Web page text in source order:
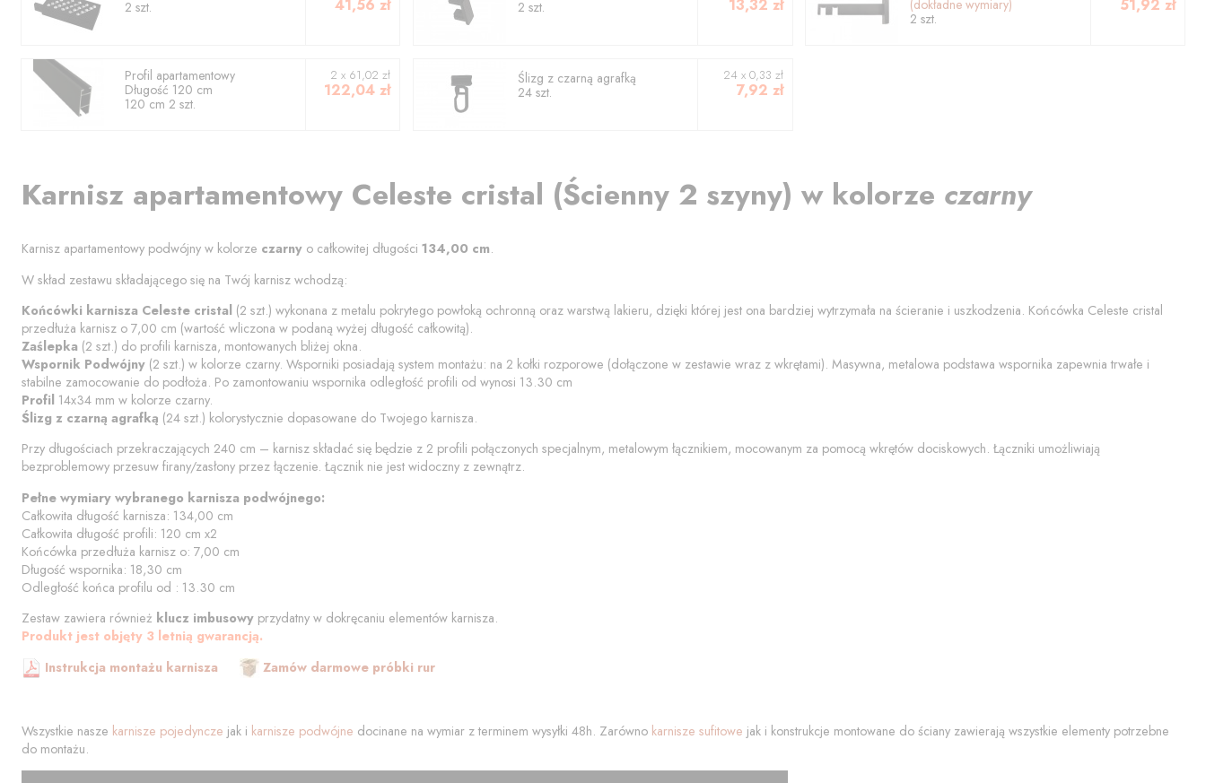
2 szt. 41,56 zł
2 szt. 13,32 zł
(dokładne wymiary)
2 szt.
51,92 zł
Profil apartamentowy
Długość 120 cm
120 cm2 szt.
2 x 61,02 zł
122,04 zł
Ślizg z czarną agrafką
24 szt.
24 x 0,33 zł
7,92 zł
Karnisz apartamentowy Celeste cristal (Ścienny 2 szyny) w kolorze czarny
Karnisz apartamentowy podwójny w kolorze czarny o całkowitej długości 134,00 cm.
W skład zestawu składającego się na Twój karnisz wchodzą:
Końcówki karnisza Celeste cristal (2 szt.) wykonana z metalu pokrytego powłoką ochronną oraz warstwą lakieru, dzięki której jest ona bardziej wytrzymała na ścieranie i uszkodzenia. Końcówka Celeste cristal
przedłuża karnisz o 7,00 cm (wartość wliczona w podaną wyżej długość całkowitą).
Zaślepka (2 szt.) do profili karnisza, montowanych bliżej okna.
Wspornik Podwójny (2 szt.) w kolorze czarny. Wsporniki posiadają system montażu: na 2 kołki rozporowe (dołączone w zestawie wraz z wkrętami). Masywna, metalowa podstawa wspornika zapewnia trwałe i
stabilne zamocowanie do podłoża. Po zamontowaniu wspornika odległość profili od wynosi 13.30 cm
Profil 14x34 mm w kolorze czarny.
Ślizg z czarną agrafką (24 szt.) kolorystycznie dopasowane do Twojego karnisza.
Przy długościach przekraczających 240 cm – karnisz składać się będzie z 2 profili połączonych specjalnym, metalowym łącznikiem, mocowanym za pomocą wkrętów dociskowych. Łączniki umożliwiają
bezproblemowy przesuw firany/zasłony przez łączenie. Łącznik nie jest widoczny z zewnątrz.
Pełne wymiary wybranego karnisza podwójnego:
Całkowita długość karnisza: 134,00 cm
Całkowita długość profili: 120 cm x2
Końcówka przedłuża karnisz o: 7,00 cm
Długość wspornika: 18,30 cm
Odległość końca profilu od : 13.30 cm
Zestaw zawiera również klucz imbusowy przydatny w dokręcaniu elementów karnisza.
Produkt jest objęty 3 letnią gwarancją.
Instrukcja montażu karnisza
Zamów darmowe próbki rur
Wszystkie nasze karnisze pojedyncze jak i karnisze podwójne docinane na wymiar z terminem wysyłki 48h. Zarówno karnisze sufitowe jak i konstrukcje montowane do ściany zawierają wszystkie elementy potrzebne
do montażu.